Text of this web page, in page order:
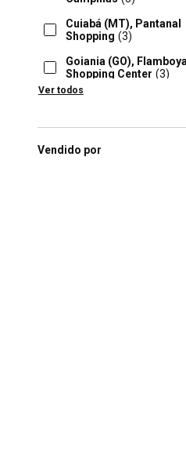
Cuiabá (MT), Pantanal
Shopping (3)
Goiania (GO),
Shopping Center (3)
Indaiatuba (SP), Polo
Shopping
Ver todos
Vendido por